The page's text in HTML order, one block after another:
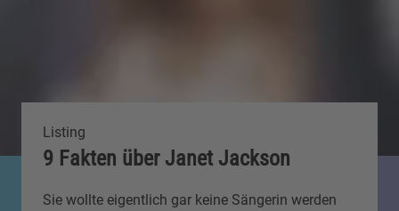
Listing
9 Fakten über Janet Jackson
Sie wollte eigentlich gar keine Sängerin werden